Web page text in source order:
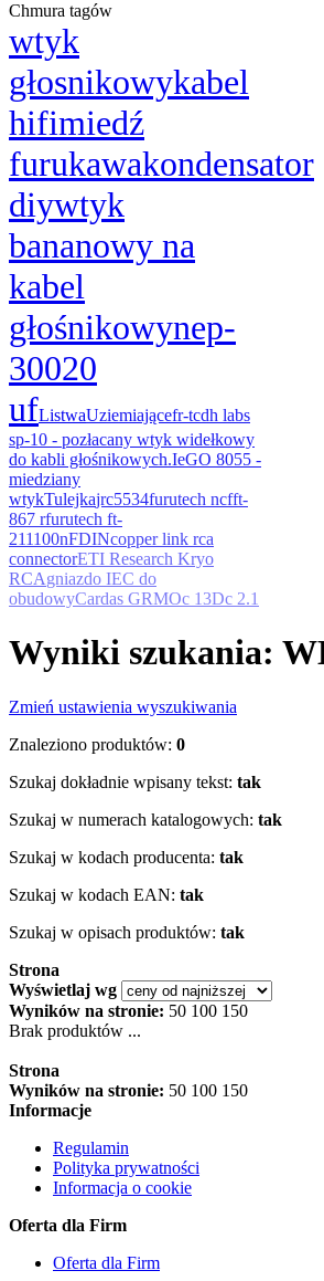
Chmura tagów
wtyk
głosnikowykabel
hifimiedź
furukawakondensator
diywtyk
bananowy na
kabel
głośnikowynep-
30020
ufListwaUziemiającefr-tcdh labs
sp-10 - pozłacany wtyk widełkowy
do kabli głośnikowych.IeGO 8055 -
miedziany
wtykTulejkajrc5534furutech ncfft-
867 rfurutech ft-
211100nFDINcopper link rca
connectorETI Research Kryo
RCAgniazdo IEC do
obudowyCardas GRMOc 13Dc 2.1
Wyniki szukania:
Zmień ustawienia wyszukiwania
Znaleziono produktów: 0
Szukaj dokładnie wpisany tekst: tak
Szukaj w numerach katalogowych: tak
Szukaj w kodach producenta: tak
Szukaj w kodach EAN: tak
Szukaj w opisach produktów: tak
Strona
Wyświetlaj wg
Wyników na stronie: 50 100 150
Brak produktów ...
Strona
Wyników na stronie: 50 100 150
Informacje
Regulamin
Polityka prywatności
Informacja o cookie
Oferta dla Firm
Oferta dla Firm